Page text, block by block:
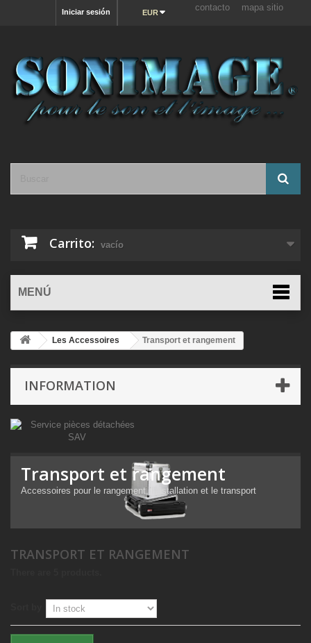
contacto mapa sitio
EUR
Iniciar sesión
Carrito: vacío
MENÚ
Les Accessoires Transport et rangement
INFORMATION
Transport et rangement
Accessoires pour le rangement, l'installation et le transport
TRANSPORT ET RANGEMENT